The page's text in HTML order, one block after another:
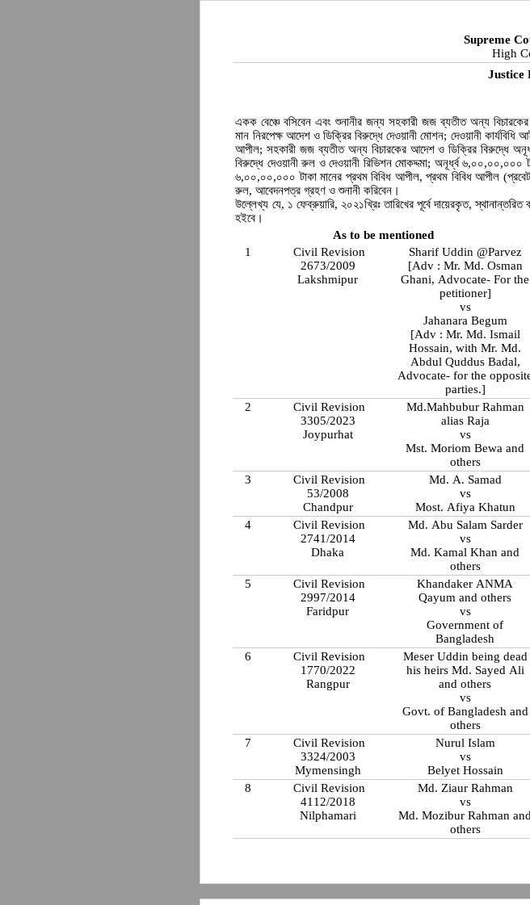
Supreme
High
Justice
একক বেঞ্চে বসিবেন এবং শুনানীর জন্য সহকারী জজ ব্যতীত অন্য
মান নিরপেক্ষ আদেশ ও ডিক্রির বিরুদ্ধে দেওয়ানী মোশন; দেওয়ানী
আপীল; সহকারী জজ ব্যতীত অন্য বিচারকের আদেশ ও ডিক্রির বিরুদ্ধে
বিরুদ্ধে দেওয়ানী রুল ও দেওয়ানী রিভিশন মোকদ্দমা; অনূর্ধ্ব
৬,০০,০০,০০০ টাকা মানের প্রথম বিবিধ আপীল, প্রথম বিবিধ আপীল
রুল, আবেদনপত্র গ্রহণ ও শুনানী করিবেন।
উল্লেখ্য যে, ১ ফেব্রুয়ারি, ২০২১খ্রিঃ তারিখের পূর্বে দায়েরকৃত, স্থানান্তরিত
হইবে।
As to be mentioned
1
Civil Revision
2673/2009
Lakshmipur
Sharif Uddin @Parvez
[Adv : Mr. Md. Osman
Ghani, Advocate- For the
petitioner]
vs
Jahanara Begum
[Adv : Mr. Md. Ismail
Hossain, with Mr. Md.
Abdul Quddus Badal,
Advocate- for the
parties.]
2
Civil Revision
3305/2023
Joypurhat
Md.Mahbubur Rahman
alias Raja
vs
Mst. Moriom Bewa and
others
3
Civil Revision
53/2008
Chandpur
Md. A. Samad
vs
Most. Afiya Khatun
4
Civil Revision
2741/2014
Dhaka
Md. Abu Salam Sarder
vs
Md. Kamal Khan and
others
5
Civil Revision
2997/2014
Faridpur
Khandaker ANMA
Qayum and others
vs
Government of
Bangladesh
6
Civil Revision
1770/2022
Rangpur
Meser Uddin being dead
his heirs Md. Sayed Ali
and others
vs
Govt. of Bangladesh and
others
7
Civil Revision
3324/2003
Mymensingh
Nurul Islam
vs
Belyet Hossain
8
Civil Revision
4112/2018
Nilphamari
Md. Ziaur Rahman
vs
Md. Mozibur Rahman and
others